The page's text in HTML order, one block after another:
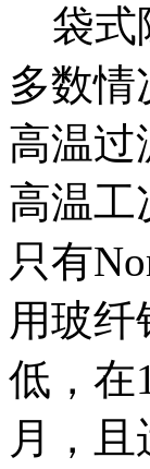
袋式
多数情
高温过
高温工
只有
用玻
低，在
月，且